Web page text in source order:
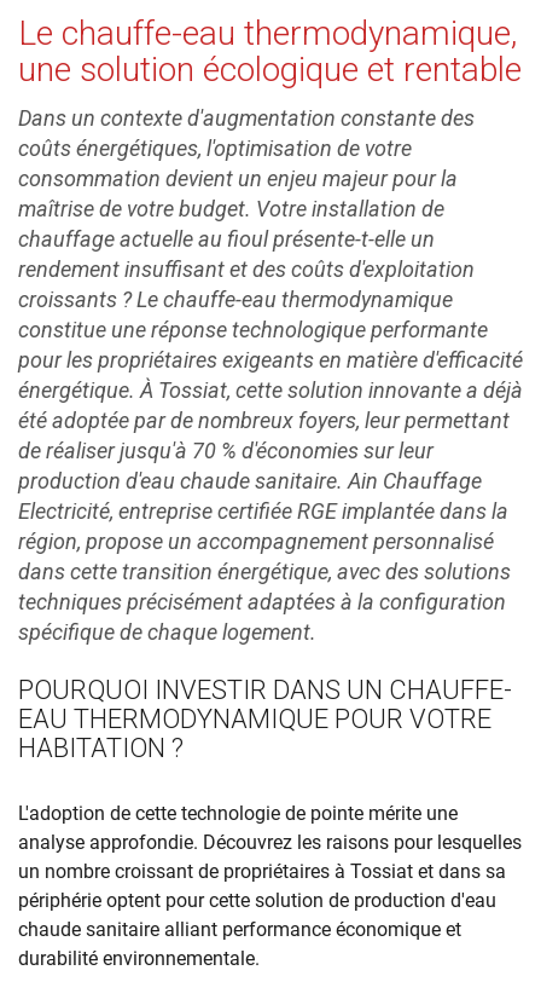
Le chauffe-eau thermodynamique,
une solution écologique et rentable
Dans un contexte d'augmentation constante des
coûts énergétiques, l'optimisation de votre
consommation devient un enjeu majeur pour la
maîtrise de votre budget. Votre installation de
chauffage actuelle au fioul présente-t-elle un
rendement insuffisant et des coûts d'exploitation
croissants ? Le chauffe-eau thermodynamique
constitue une réponse technologique performante
pour les propriétaires exigeants en matière d'efficacité
énergétique. À Tossiat, cette solution innovante a déjà
été adoptée par de nombreux foyers, leur permettant
de réaliser jusqu'à 70 % d'économies sur leur
production d'eau chaude sanitaire. Ain Chauffage
Electricité, entreprise certifiée RGE implantée dans la
région, propose un accompagnement personnalisé
dans cette transition énergétique, avec des solutions
techniques précisément adaptées à la configuration
spécifique de chaque logement.
POURQUOI INVESTIR DANS UN CHAUFFE-
EAU THERMODYNAMIQUE POUR VOTRE
HABITATION ?
L'adoption de cette technologie de pointe mérite une
analyse approfondie. Découvrez les raisons pour lesquelles
un nombre croissant de propriétaires à Tossiat et dans sa
périphérie optent pour cette solution de production d'eau
chaude sanitaire alliant performance économique et
durabilité environnementale.